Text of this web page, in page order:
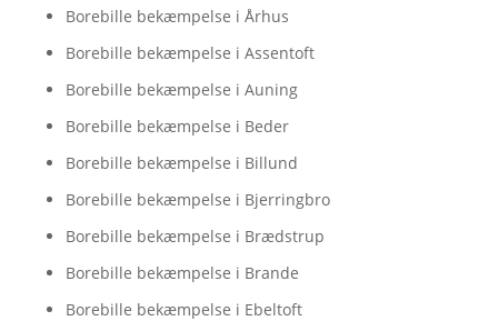
Borebille bekæmpelse i Århus
Borebille bekæmpelse i Assentoft
Borebille bekæmpelse i Auning
Borebille bekæmpelse i Beder
Borebille bekæmpelse i Billund
Borebille bekæmpelse i Bjerringbro
Borebille bekæmpelse i Brædstrup
Borebille bekæmpelse i Brande
Borebille bekæmpelse i Ebeltoft